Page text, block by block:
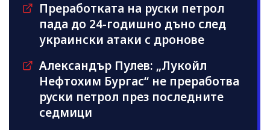
Преработката на руски петрол
пада до 24-годишно дъно след
украински атаки с дронове
Александър Пулев: „Лукойл
Нефтохим Бургас“ не преработва
руски петрол през последните
седмици